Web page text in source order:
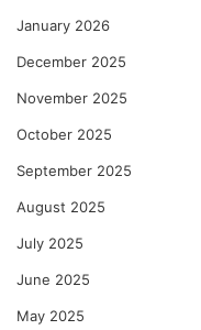
January 2026
December 2025
November 2025
October 2025
September 2025
August 2025
July 2025
June 2025
May 2025